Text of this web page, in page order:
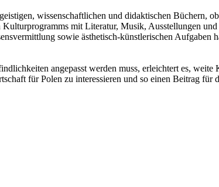
wissenschaftlichen und didaktischen Büchern,
mit Literatur, Musik, Ausstellungen
sowie ästhetisch-künstlerischen Aufgaben
angepasst werden muss, erleichtert es, weite
für Polen zu interessieren und so einen Beitrag für